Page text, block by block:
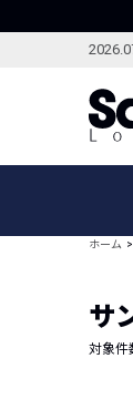
ブラン
新着ア
編集部
ホーム
サ
対象件